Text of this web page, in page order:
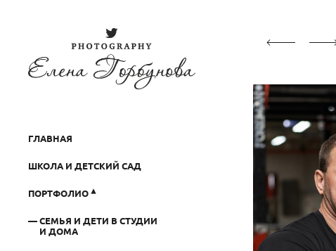
ГЛАВНАЯ
ШКОЛА И ДЕТСКИЙ САД
ПОРТФОЛИО
СЕМЬЯ И ДЕТИ В СТУДИИ
И ДОМА